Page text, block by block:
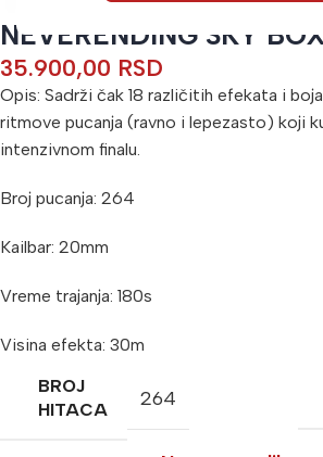
NEVERENDING SKY
35.900,00 RSD
Opis: Sadrži čak 18 različitih efekata i
ritmove pucanja (ravno i lepezasto) koji
intenzivnom finalu.
Broj pucanja: 264
Kailbar: 20mm
Vreme trajanja: 180s
Visina efekta: 30m
BROJ
HITACA
264